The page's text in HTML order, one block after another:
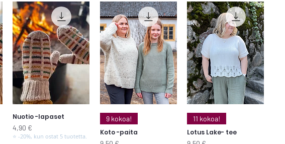
Pikakatselu
Nuotio -lapaset
Hinta
4,90 €
⭐ -20%, kun ostat 5 tuotetta.
Pikakatselu
9 kokoa!
Koto -paita
Pikakatselu
11 kokoa!
Lotus Lake- tee